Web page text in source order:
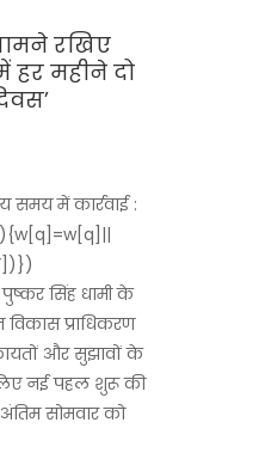
रखिए
हर महीने दो
समय में कार्रवाई :
सिंह धामी के
विकास प्राधिकरण
और सुझावों के
नई पहल शुरू की
सोमवार को